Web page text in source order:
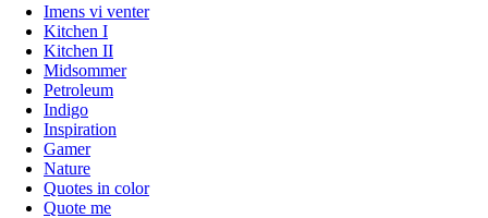
Imens vi venter
Kitchen I
Kitchen II
Midsommer
Petroleum
Indigo
Inspiration
Gamer
Nature
Quotes in color
Quote me